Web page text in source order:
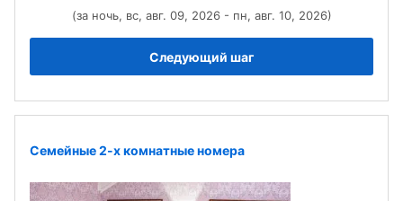
(за ночь, вс, авг. 09, 2026 - пн, авг. 10, 2026)
Следующий шаг
Семейные 2-х комнатные номера